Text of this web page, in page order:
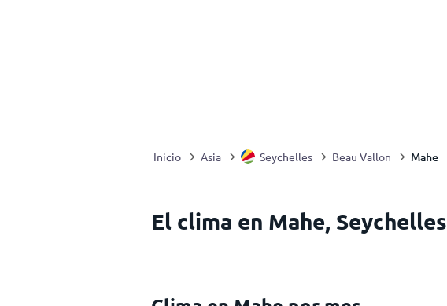
Inicio Asia Seychelles Beau Vallon Mahe
El clima en Mahe, Seychelles